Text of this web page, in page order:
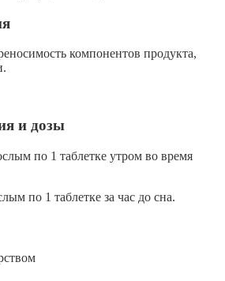
компонентов продукта,
и дозы
по 1 таблетке утром во время
по 1 таблетке за час до сна.